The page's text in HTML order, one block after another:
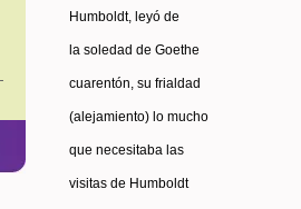
Humboldt, leyó de
la soledad de Goethe
cuarentón, su frialdad
(alejamiento) lo mucho
que necesitaba las
visitas de Humboldt